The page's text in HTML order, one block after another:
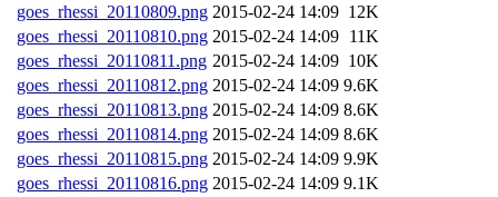
goes_rhessi_20110809.png 2015-02-24 14:09 12K
goes_rhessi_20110810.png 2015-02-24 14:09 11K
goes_rhessi_20110811.png 2015-02-24 14:09 10K
goes_rhessi_20110812.png 2015-02-24 14:09 9.6K
goes_rhessi_20110813.png 2015-02-24 14:09 8.6K
goes_rhessi_20110814.png 2015-02-24 14:09 8.6K
goes_rhessi_20110815.png 2015-02-24 14:09 9.9K
goes_rhessi_20110816.png 2015-02-24 14:09 9.1K